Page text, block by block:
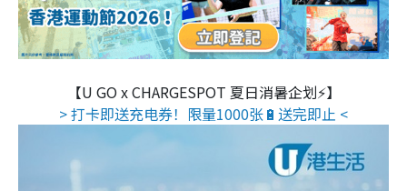
【U GO x CHARGESPOT 夏日消暑企划⚡】
> 打卡即送充电券！限量1000张🔋送完即止 <